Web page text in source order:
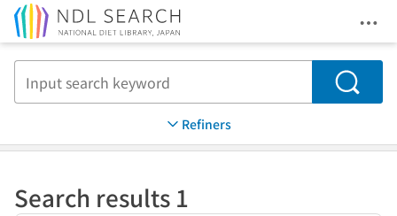
Search
Refiners
Search results 1